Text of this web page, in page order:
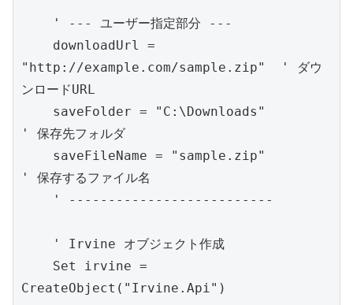
    ' --- ユーザー指定部分 ---
"http://example.com/sample.zip"  ' ダウ
ンロードURL
' 保存先フォルダ
' 保存するファイル名
    ' --------------------------
    ' Irvine オブジェクト作成
CreateObject("Irvine.Api")